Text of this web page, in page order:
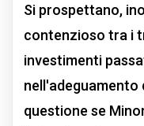
Si prospettano,
contenzioso tra i
investimenti
nell'adeguamento
questione se